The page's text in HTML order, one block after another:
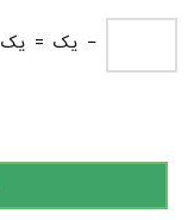
− یک = یک